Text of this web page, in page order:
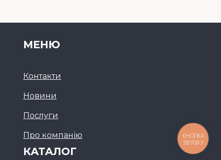
МЕНЮ
Контакти
Новини
Послуги
Про компанію
КАТАЛОГ
КНОПКА
ЗВ'ЯЗКУ